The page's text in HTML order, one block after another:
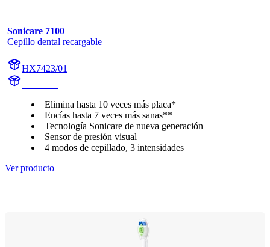
Sonicare 7100
Cepillo dental recargable
HX7423/01
Elimina hasta 10 veces más placa*
Encías hasta 7 veces más sanas**
Tecnología Sonicare de nueva generación
Sensor de presión visual
4 modos de cepillado, 3 intensidades
Ver producto